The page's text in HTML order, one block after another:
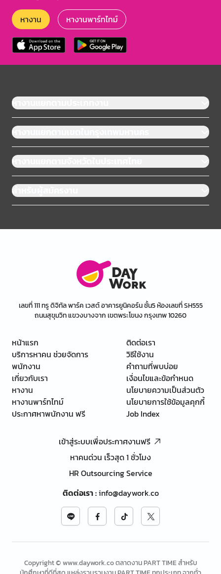
หางาน หางานพาร์ทไทม์
หางานแยกตามประเภทงาน
หางานแยกตามเขตในกรุงเทพมหานคร
หางานแยกตามจังหวัดในประเทศไทย
สำหรับผู้สมัครงาน
เลขที่ 111 ทรู ดิจิทัล พาร์ค เวสต์ อาคารยูนิคอร์น ชั้น5 ห้องเลขที่ SH555
ถนนสุขุมวิท แขวงบางจาก เขตพระโขนง กรุงเทพ 10260
หน้าแรก
บริการหาคน ช่วยจัดการ
พนักงาน
เกี่ยวกับเรา
หางาน
หางานพาร์ทไทม์
ประกาศหาพนักงาน ฟรี
ติดต่อเรา
วิธีใช้งาน
คำถามที่พบบ่อย
เงื่อนไขและข้อกำหนด
นโยบายความเป็นส่วนตัว
นโยบายการใช้ข้อมูลคุกกี้
Job Index
เข้าสู่ระบบเพื่อประกาศงานฟรี
หาคนด่วน เร็วสุด 1 ชั่วโมง
HR Outsourcing Service
ติดต่อเรา:info@daywork.co
Copyright © www.daywork.co ตลาดงาน PART TIME สำหรับ